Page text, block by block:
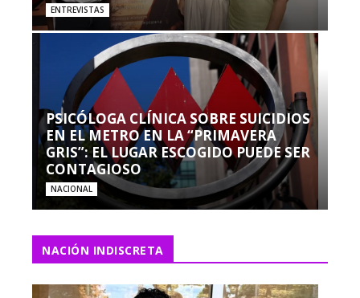
ENTREVISTAS
PSICÓLOGA CLÍNICA SOBRE SUICIDIOS
EN EL METRO EN LA “PRIMAVERA
GRIS”: EL LUGAR ESCOGIDO PUEDE SER
CONTAGIOSO
NACIONAL
NACIÓN INDISCRETA